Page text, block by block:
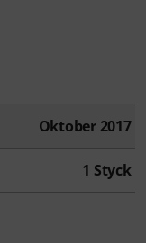
Oktober 2017
1 Styck